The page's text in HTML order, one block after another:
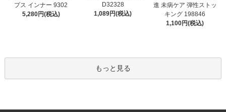
プス インナー 9302
5,280円(税込)
D32328
1,089円(税込)
進 未病ケア 弾性ストッ
キング 198846
1,100円(税込)
もっと見る